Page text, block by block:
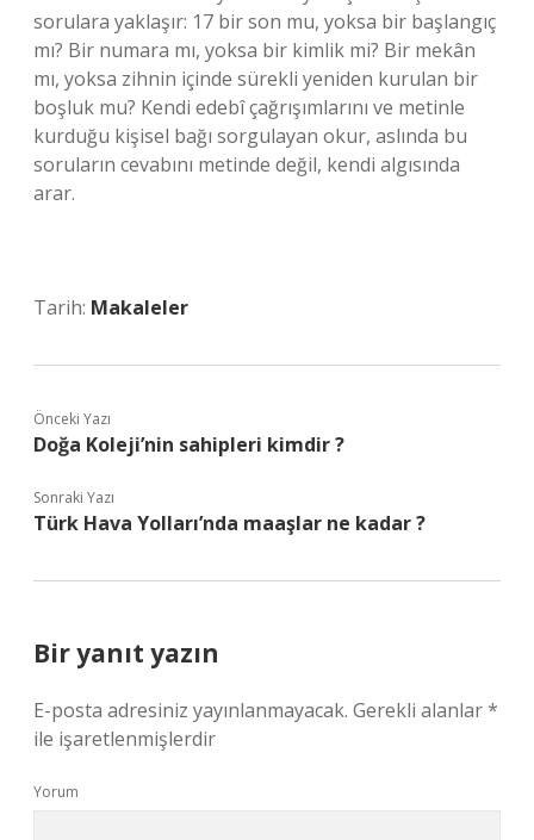
sorulara yaklaşır: 17 bir son mu, yoksa bir başlangıç
mı? Bir numara mı, yoksa bir kimlik mi? Bir mekân
mı, yoksa zihnin içinde sürekli yeniden kurulan bir
boşluk mu? Kendi edebî çağrışımlarını ve metinle
kurduğu kişisel bağı sorgulayan okur, aslında bu
soruların cevabını metinde değil, kendi algısında
arar.
Tarih: Makaleler
Önceki Yazı
Doğa Koleji’nin sahipleri kimdir ?
Sonraki Yazı
Türk Hava Yolları’nda maaşlar ne kadar ?
Bir yanıt yazın
E-posta adresiniz yayınlanmayacak. Gerekli alanlar*
ile işaretlenmişlerdir
Yorum